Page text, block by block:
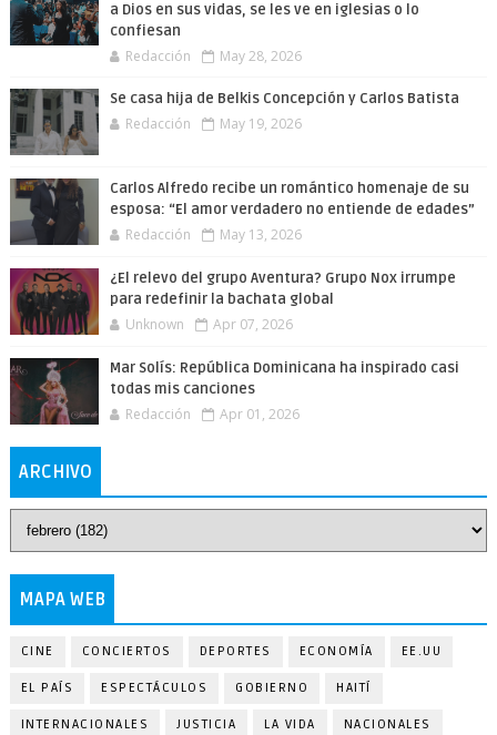
a Dios en sus vidas, se les ve en iglesias o lo
confiesan
Redacción May 28, 2026
Se casa hija de Belkis Concepción y Carlos Batista
Redacción May 19, 2026
Carlos Alfredo recibe un romántico homenaje de su
esposa: “El amor verdadero no entiende de edades”
Redacción May 13, 2026
¿El relevo del grupo Aventura? Grupo Nox irrumpe
para redefinir la bachata global
Unknown Apr 07, 2026
Mar Solís: República Dominicana ha inspirado casi
todas mis canciones
Redacción Apr 01, 2026
ARCHIVO
MAPA WEB
CINE CONCIERTOS DEPORTES ECONOMÍA EE.UU
EL PAÍS ESPECTÁCULOS GOBIERNO HAITÍ
INTERNACIONALES JUSTICIA LA VIDA NACIONALES